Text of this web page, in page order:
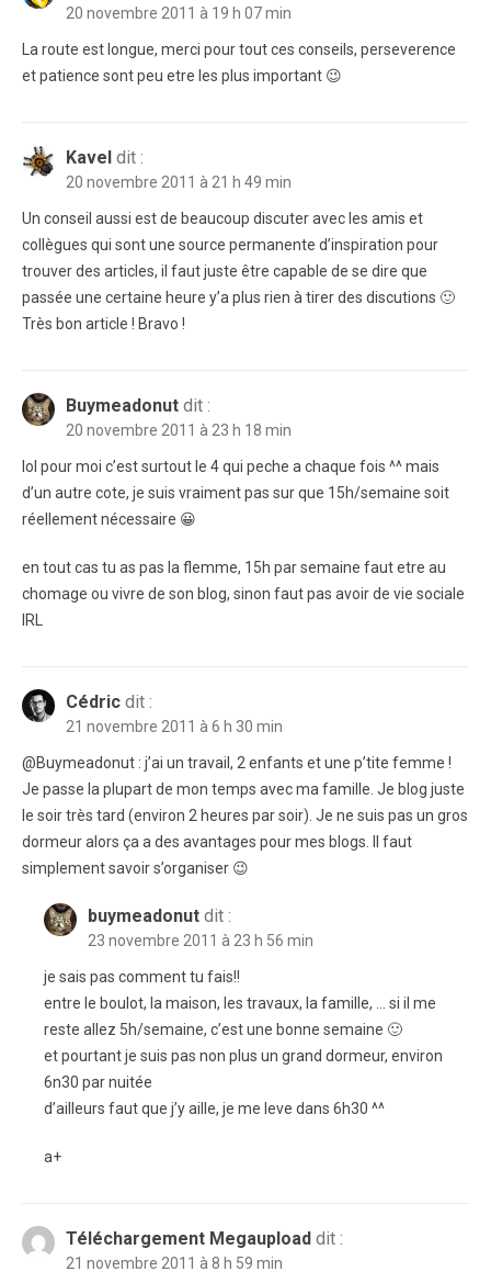
20 novembre 2011 à 19 h 07 min
La route est longue, merci pour tout ces conseils, perseverence
et patience sont peu etre les plus important 😉
Kavel dit :
20 novembre 2011 à 21 h 49 min
Un conseil aussi est de beaucoup discuter avec les amis et
collègues qui sont une source permanente d’inspiration pour
trouver des articles, il faut juste être capable de se dire que
passée une certaine heure y’a plus rien à tirer des discutions 🙂
Très bon article ! Bravo !
Buymeadonut dit :
20 novembre 2011 à 23 h 18 min
lol pour moi c’est surtout le 4 qui peche a chaque fois ^^ mais
d’un autre cote, je suis vraiment pas sur que 15h/semaine soit
réellement nécessaire 😀
en tout cas tu as pas la flemme, 15h par semaine faut etre au
chomage ou vivre de son blog, sinon faut pas avoir de vie sociale
IRL
Cédric dit :
21 novembre 2011 à 6 h 30 min
@Buymeadonut : j’ai un travail, 2 enfants et une p’tite femme !
Je passe la plupart de mon temps avec ma famille. Je blog juste
le soir très tard (environ 2 heures par soir). Je ne suis pas un gros
dormeur alors ça a des avantages pour mes blogs. Il faut
simplement savoir s’organiser 😉
buymeadonut dit :
23 novembre 2011 à 23 h 56 min
je sais pas comment tu fais!!
entre le boulot, la maison, les travaux, la famille, … si il me
reste allez 5h/semaine, c’est une bonne semaine 🙂
et pourtant je suis pas non plus un grand dormeur, environ
6n30 par nuitée
d’ailleurs faut que j’y aille, je me leve dans 6h30 ^^
a+
Téléchargement Megaupload dit :
21 novembre 2011 à 8 h 59 min